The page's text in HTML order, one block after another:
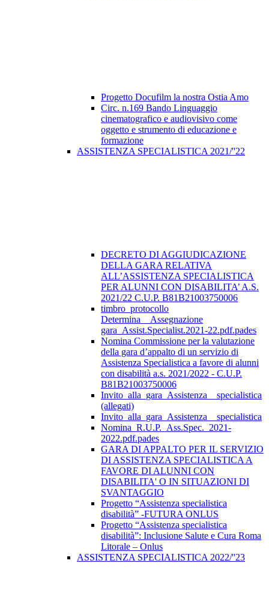
Progetto Docufilm la nostra Ostia Amo
Circ. n.169 Bando Linguaggio
cinematografico e audiovisivo come
oggetto e strumento di educazione e
formazione
ASSISTENZA SPECIALISTICA 2021/''22
DECRETO DI AGGIUDICAZIONE
DELLA GARA RELATIVA
ALL’ASSISTENZA SPECIALISTICA
PER ALUNNI CON DISABILITA’ A.S.
2021/22 C.U.P. B81B21003750006
timbro_protocollo
Determina__Assegnazione
gara_Assist.Specialist.2021-22.pdf.pades
Nomina Commissione per la valutazione
della gara d’appalto di un servizio di
Assistenza Specialistica a favore di alunni
con disabilità a.s. 2021/2022 - C.U.P.
B81B21003750006
Invito_alla_gara_Assistenza__specialistica
(allegati)
Invito_alla_gara_Assistenza__specialistica
Nomina_R.U.P._Ass.Spec._2021-
2022.pdf.pades
GARA DI APPALTO PER IL SERVIZIO
DI ASSISTENZA SPECIALISTICA A
FAVORE DI ALUNNI CON
DISABILITA' O IN SITUAZIONI DI
SVANTAGGIO
Progetto “Assistenza specialistica
disabilità” -FUTURA ONLUS
Progetto “Assistenza specialistica
disabilità”: Inclusione Salute e Cura Roma
Litorale – Onlus
ASSISTENZA SPECIALISTICA 2022/''23